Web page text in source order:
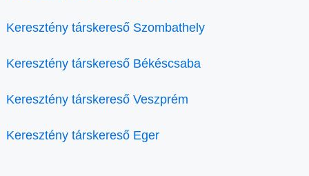
Keresztény társkereső Szombathely
Keresztény társkereső Békéscsaba
Keresztény társkereső Veszprém
Keresztény társkereső Eger